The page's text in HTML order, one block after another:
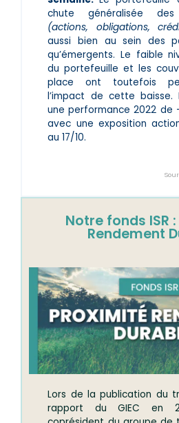
chute généralisée
(actions, obligations,
aussi bien au sein des
qu’émergents. Le faible
du portefeuille et les
place ont toutefois
l’impact de cette
une performance 2022 de -
avec une exposition
au 17/10.
Notre fonds ISR
Rendement
Lors de la publication du
rapport du GIEC en